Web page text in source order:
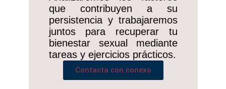
que contribuyen a su
persistencia y trabajaremos
juntos para recuperar tu
bienestar sexual mediante
tareas y ejercicios prácticos.
Contacta con conexo